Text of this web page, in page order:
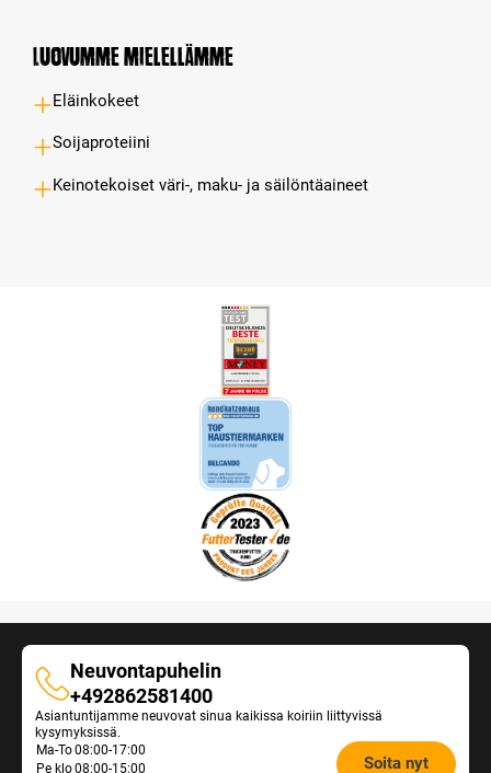
Luovumme mielellämme
Eläinkokeet
Soijaproteiini
Keinotekoiset väri-, maku- ja säilöntäaineet
Neuvontapuhelin
Neuvontapuhelin
+492862581400
Asiantuntijamme neuvovat sinua kaikissa koiriin liittyvissä
kysymyksissä.
Opening
Ma-To08:00-17:00
Pe klo08:00-15:00 Soita nyt